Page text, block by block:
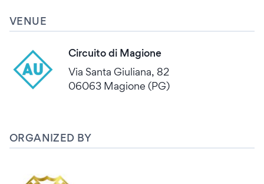
VENUE
Circuito di Magione
Via Santa Giuliana, 82
06063 Magione (PG)
ORGANIZED BY